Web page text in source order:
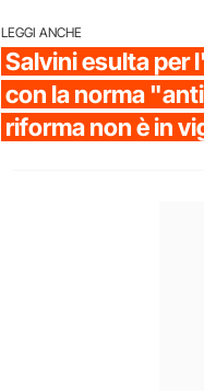
LEGGI ANCHE
Salvini esulta per
con la norma
riforma non è in